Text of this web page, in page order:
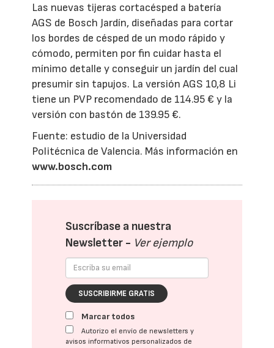
Las nuevas tijeras cortacésped a batería
AGS de Bosch Jardín, diseñadas para cortar
los bordes de césped de un modo rápido y
cómodo, permiten por fin cuidar hasta el
mínimo detalle y conseguir un jardín del cual
presumir sin tapujos. La versión AGS 10,8 Li
tiene un PVP recomendado de 114.95 € y la
versión con bastón de 139.95 €.
Fuente: estudio de la Universidad
Politécnica de Valencia. Más información en
www.bosch.com
Suscríbase a nuestra
Newsletter - Ver ejemplo
SUSCRIBIRME GRATIS
Marcar todos
Autorizo el envío de newsletters y
avisos informativos personalizados de